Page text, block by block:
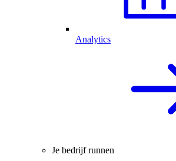
Analytics
Je bedrijf runnen